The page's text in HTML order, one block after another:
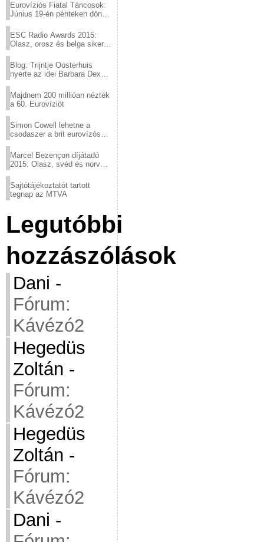
Eurovíziós Fiatal Táncosok:
Június 19-én pénteken döntő
ESC Radio Awards 2015:
Olasz, orosz és belga siker,
Blog: Trijntje Oosterhuis
nyerte az idei Barbara Dex
Majdnem 200 millióan nézték
a 60. Eurovíziót
Simon Cowell lehetne a
csodaszer a brit eurovízós
Marcel Bezençon díjátadó
2015: Olasz, svéd és norvég
Sajtótájékoztatót tartott
tegnap az MTVA
Legutóbbi
hozzászólások
Dani -
Fórum:
Kávézó2
Hegedüs
Zoltán -
Fórum:
Kávézó2
Hegedüs
Zoltán -
Fórum:
Kávézó2
Dani -